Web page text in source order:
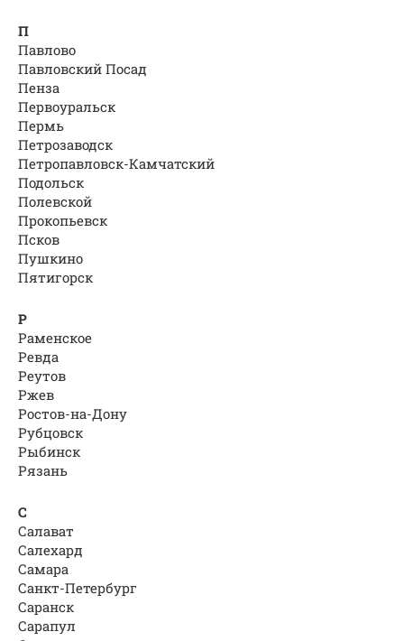
П
Павлово
Павловский Посад
Пенза
Первоуральск
Пермь
Петрозаводск
Петропавловск-Камчатский
Подольск
Полевской
Прокопьевск
Псков
Пушкино
Пятигорск
Р
Раменское
Ревда
Реутов
Ржев
Ростов-на-Дону
Рубцовск
Рыбинск
Рязань
С
Салават
Салехард
Самара
Санкт-Петербург
Саранск
Сарапул